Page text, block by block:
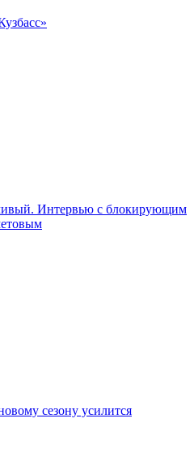
Интервью с блокирующим
сезону усилится